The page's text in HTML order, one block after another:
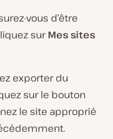
vous d’être
surMes sites
exporter du
sur le bouton
le site approprié